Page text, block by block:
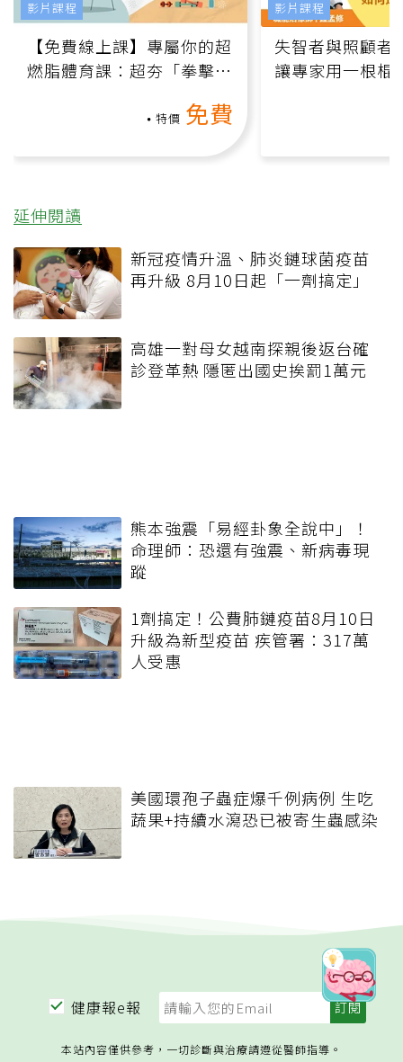
【免費線上課】專屬你的超
燃脂體育課：超夯「拳擊有
特價 免費
影片課程
失智者與照顧者
讓專家用一根棍
影片課程
延伸閱讀
新冠疫情升溫、肺炎鏈球菌疫苗
再升級 8月10日起「一劑搞定」
高雄一對母女越南探親後返台確
診登革熱 隱匿出國史挨罰1萬元
熊本強震「易經卦象全說中」！
命理師：恐還有強震、新病毒現
蹤
1劑搞定！公費肺鏈疫苗8月10日
升級為新型疫苗 疾管署：317萬
人受惠
美國環孢子蟲症爆千例病例 生吃
蔬果+持續水瀉恐已被寄生蟲感染
健康報e報
本站內容僅供參考，一切診斷與治療請遵從醫師指導。